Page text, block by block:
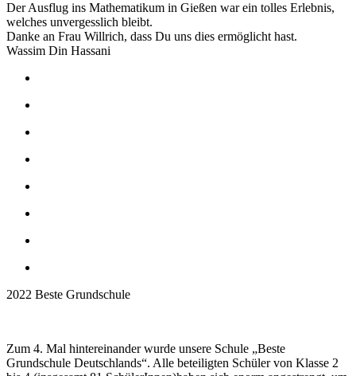
Der Ausflug ins Mathematikum in Gießen war ein tolles Erlebnis,
welches unvergesslich bleibt.
Danke an Frau Willrich, dass Du uns dies ermöglicht hast.
Wassim Din Hassani
2022 Beste Grundschule
Zum 4. Mal hintereinander wurde unsere Schule „Beste
Grundschule Deutschlands“. Alle beteiligten Schüler von Klasse 2